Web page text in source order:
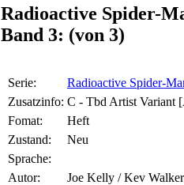
Radioactive Spider-
Band 3: (von 3)
Serie:
Radioactive Spider-
Zusatzinfo: C - Tbd Artist Variant
Fomat:
Heft
Zustand:
Neu
Sprache:
Autor:
Joe Kelly / Kev